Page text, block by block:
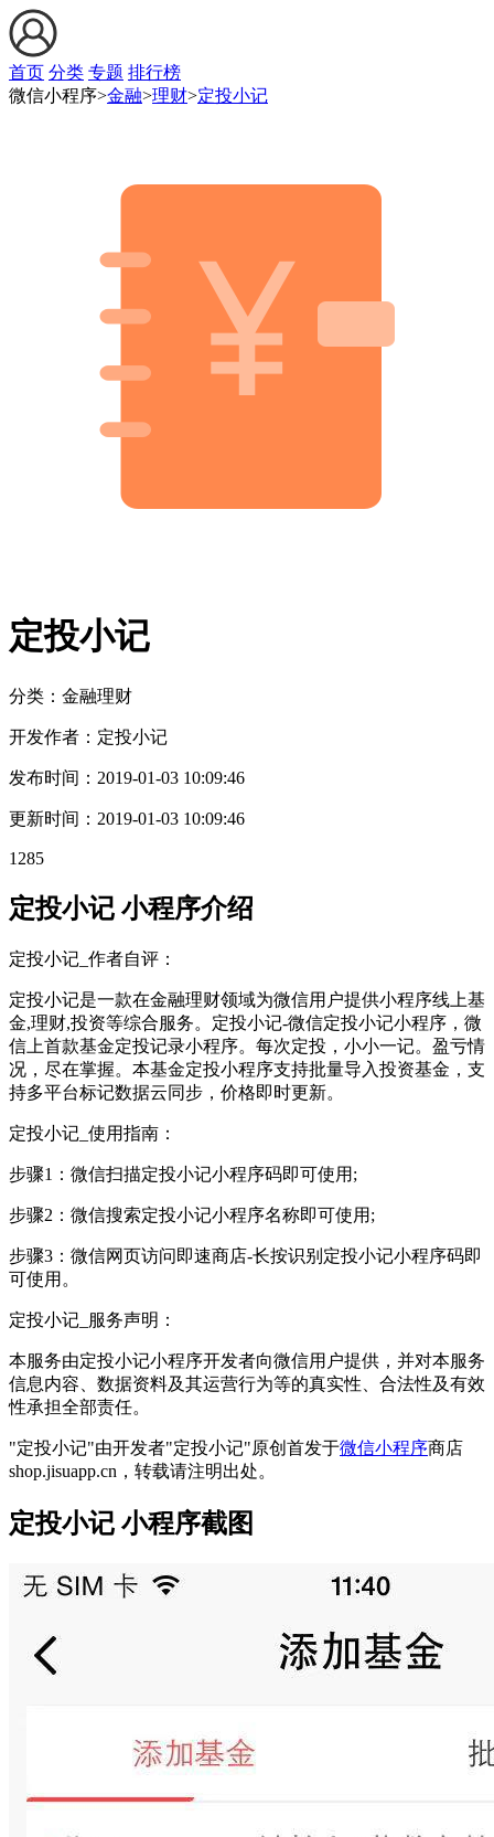
首页 分类 专题 排行榜
微信小程序>金融>理财>定投小记
定投小记
分类：金融理财
开发作者： 定投小记
发布时间： 2019-01-03 10:09:46
更新时间： 2019-01-03 10:09:46
1285
定投小记 小程序介绍
定投小记_作者自评：
定投小记是一款在金融理财领域为微信用户提供小程序线上基
金,理财,投资等综合服务。定投小记-微信定投小记小程序，微
信上首款基金定投记录小程序。每次定投，小小一记。盈亏情
况，尽在掌握。本基金定投小程序支持批量导入投资基金，支
持多平台标记数据云同步，价格即时更新。
定投小记_使用指南：
步骤1：微信扫描定投小记小程序码即可使用;
步骤2：微信搜索定投小记小程序名称即可使用;
步骤3：微信网页访问即速商店-长按识别定投小记小程序码即
可使用。
定投小记_服务声明：
本服务由定投小记小程序开发者向微信用户提供，并对本服务
信息内容、数据资料及其运营行为等的真实性、合法性及有效
性承担全部责任。
"定投小记"由开发者"定投小记"原创首发于微信小程序商店
shop.jisuapp.cn，转载请注明出处。
定投小记 小程序截图